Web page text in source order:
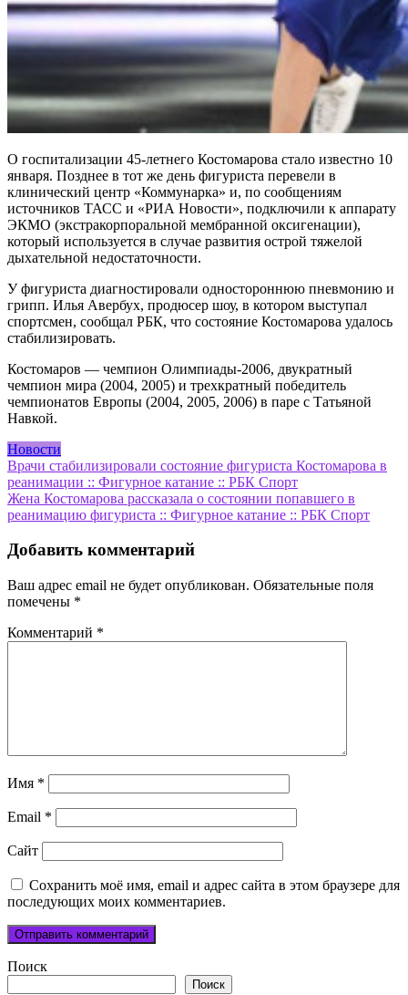
О госпитализации 45-летнего Костомарова стало известно 10
января. Позднее в тот же день фигуриста перевели в
клинический центр «Коммунарка» и, по сообщениям
источников ТАСС и «РИА Новости», подключили к аппарату
ЭКМО (экстракорпоральной мембранной оксигенации),
который используется в случае развития острой тяжелой
дыхательной недостаточности.
У фигуриста диагностировали одностороннюю пневмонию и
грипп. Илья Авербух, продюсер шоу, в котором выступал
спортсмен, сообщал РБК, что состояние Костомарова удалось
стабилизировать.
Костомаров — чемпион Олимпиады-2006, двукратный
чемпион мира (2004, 2005) и трехкратный победитель
чемпионатов Европы (2004, 2005, 2006) в паре с Татьяной
Навкой.
Новости
Навигация
по
записям
Врачи стабилизировали состояние фигуриста Костомарова в
реанимации :: Фигурное катание :: РБК Спорт
Жена Костомарова рассказала о состоянии попавшего в
реанимацию фигуриста :: Фигурное катание :: РБК Спорт
Добавить комментарий
Ваш адрес email не будет опубликован. Обязательные поля
помечены *
Комментарий *
Имя *
Email *
Сайт
Сохранить моё имя, email и адрес сайта в этом браузере для
последующих моих комментариев.
Поиск
Поиск